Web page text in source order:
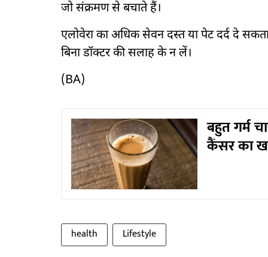
जो संक्रमण से बचाते हैं।
एलोवेरा का अधिक सेवन दस्त या पेट दर्द दे
बिना डॉक्टर की सलाह के न लें।
(BA)
बहुत गर्म
कैंसर का
health Lifestyle